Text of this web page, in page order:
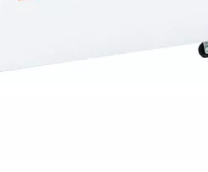
bảo chắc chắn như một bức tường hoàn
cả các loại kính khác. Mặt kính cường